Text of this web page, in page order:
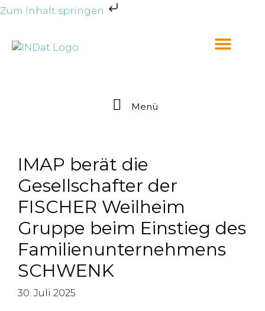
Zum Inhalt springen
Menü
IMAP berät die
Gesellschafter der
FISCHER Weilheim
Gruppe beim Einstieg des
Familienunternehmens
SCHWENK
30. Juli 2025